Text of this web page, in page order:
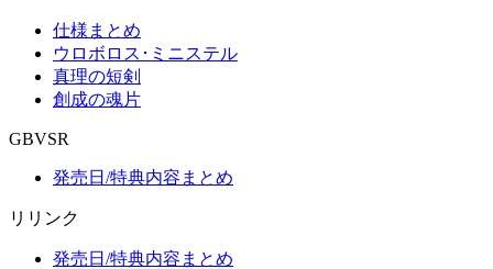
仕様まとめ
ウロボロス･ミニステル
真理の短剣
創成の魂片
GBVSR
発売日/特典内容まとめ
リリンク
発売日/特典内容まとめ